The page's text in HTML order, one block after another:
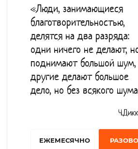
от тревоги и стресса.
Утверждено сезонное,
меню, питание пятиразовое.
Культурная жизнь
включает в себя посещения
библиотеки, экскурсии на
занятия творчеством со
Предоставляется бесплатная
«Люди, занимающиеся
благотворительностью,
делятся на два разряда:
одни ничего не делают,
поднимают большой шум,
другие делают большое
дело, но без всякого
EЖЕМЕСЯЧНО РАЗОВО